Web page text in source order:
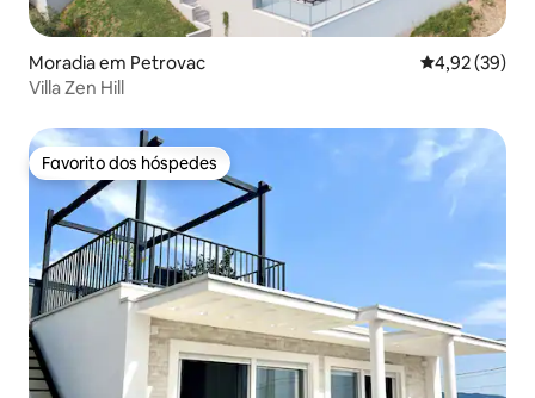
Moradia em Petrovac Classificação
4,92 (39)
Villa Zen Hill
Favorito dos hóspedes
Favorito dos hóspedes